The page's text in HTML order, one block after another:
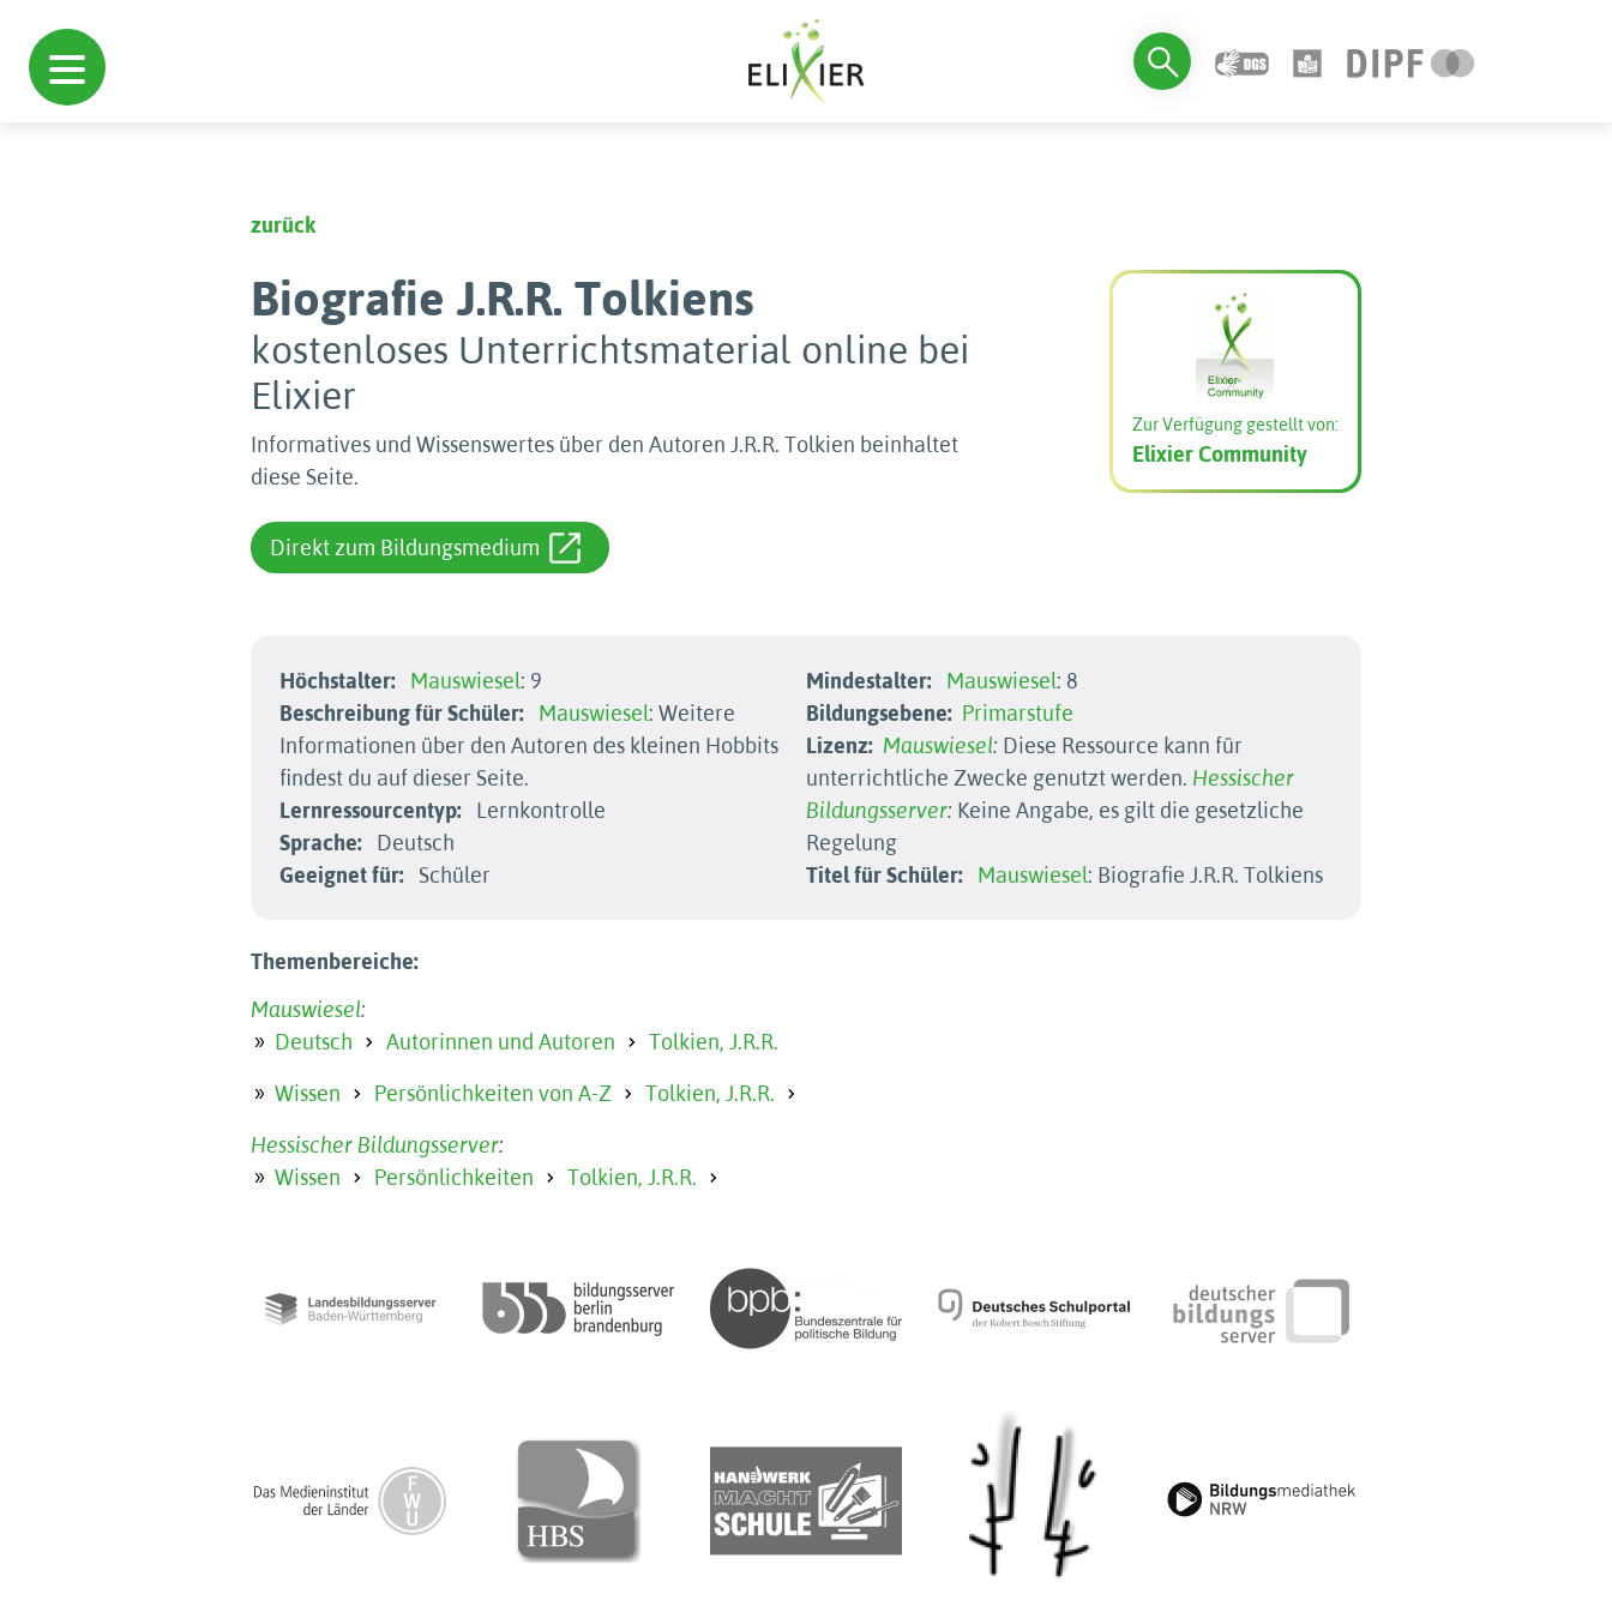
zurück
Biografie J.R.R. Tolkiens
kostenloses Unterrichtsmaterial online bei
Elixier
Informatives und Wissenswertes über den Autoren J.R.R. Tolkien beinhaltet
diese Seite.
Direkt zum Bildungsmedium
Zur Verfügung gestellt von:
Elixier Community
Höchstalter: Mauswiesel: 9
Beschreibung für Schüler:
Mauswiesel: Weitere
Informationen über den Autoren des kleinen Hobbits
findest du auf dieser Seite.
Lernressourcentyp:
Lernkontrolle
Sprache:
Deutsch
Geeignet für:
Schüler
Mindestalter: Mauswiesel: 8
Bildungsebene: Primarstufe
Lizenz: Mauswiesel: Diese Ressource kann für
unterrichtliche Zwecke genutzt werden. Hessischer
Bildungsserver: Keine Angabe, es gilt die gesetzliche
Regelung
Titel für Schüler:
Mauswiesel: Biografie J.R.R. Tolkiens
Themenbereiche:
Mauswiesel:
Deutsch
Autorinnen und Autoren Tolkien, J.R.R.
Wissen Persönlichkeiten von A-Z Tolkien, J.R.R.
Hessischer Bildungsserver:
Wissen
Persönlichkeiten Tolkien, J.R.R.